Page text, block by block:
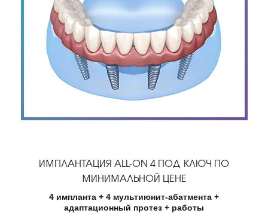
ИМПЛАНТАЦИЯ ALL-ON 4 ПОД КЛЮЧ ПО
МИНИМАЛЬНОЙ ЦЕНЕ
4 импланта + 4 мультиюнит-абатмента +
адаптационный протез + работы